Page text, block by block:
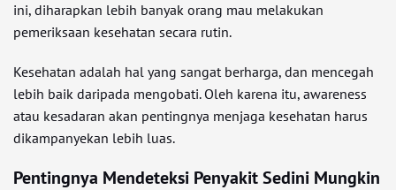
ini, diharapkan lebih banyak orang mau melakukan
pemeriksaan kesehatan secara rutin.
Kesehatan adalah hal yang sangat berharga, dan mencegah
lebih baik daripada mengobati. Oleh karena itu, awareness
atau kesadaran akan pentingnya menjaga kesehatan harus
dikampanyekan lebih luas.
Pentingnya Mendeteksi Penyakit Sedini Mungkin